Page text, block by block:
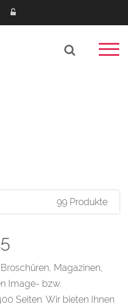
99 Produkte
Magazinen,
Image- bzw.
Seiten. Wir bieten Ihnen